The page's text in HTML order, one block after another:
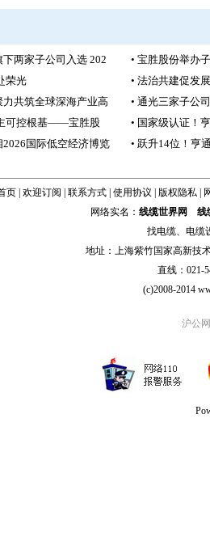
两家子公司入选 202
• 宝胜股份举办
荣光
• 法治共建促发
力共筑全球深海产业高
• 通光三家子公
可控根基——宝胜股
• 国家级认证！
国际低空经济博览
• 跃升14位！亨
页| 欢迎订阅 | 联系方式| 使用协议 | 版权隐私 |
网络实名： 线缆世界网
线
找电缆
电缆
地址：上海紫竹国家高新技
直线：021-
(c)2008-2014
沪公